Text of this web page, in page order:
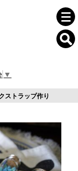
▼
ストラップ作り